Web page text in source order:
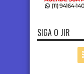
SIGA O JIR